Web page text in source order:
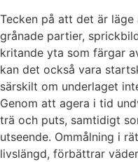
Tecken på att det är
grånade partier,
kritande yta som färgar
kan det också vara
särskilt om underlaget
Genom att agera i tid
trä och puts, samtidigt
utseende. Ommålning i
livslängd, förbättrar